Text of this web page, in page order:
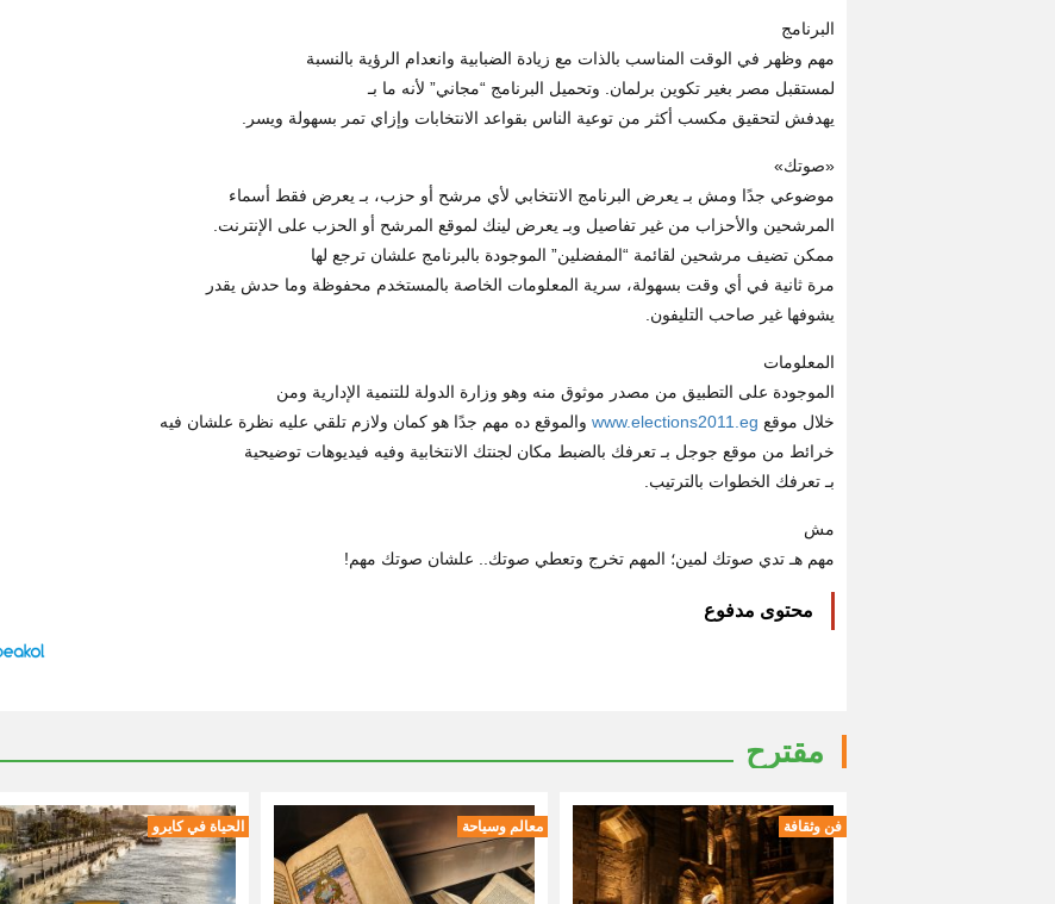
البرنامج
مهم وظهر في الوقت المناسب بالذات مع زيادة الضبابية وانعدام الرؤية بالنسبة
لمستقبل مصر بغير تكوين برلمان. وتحميل البرنامج “مجاني” لأنه ما بـ
يهدفش لتحقيق مكسب أكثر من توعية الناس بقواعد الانتخابات وإزاي تمر بسهولة ويسر.
«صوتك»
موضوعي جدًا ومش بـ يعرض البرنامج الانتخابي لأي مرشح أو حزب، بـ يعرض فقط أسماء
المرشحين والأحزاب من غير تفاصيل وبـ يعرض لينك لموقع المرشح أو الحزب على الإنترنت.
ممكن تضيف مرشحين لقائمة “المفضلين” الموجودة بالبرنامج علشان ترجع لها
مرة ثانية في أي وقت بسهولة، سرية المعلومات الخاصة بالمستخدم محفوظة وما حدش يقدر
يشوفها غير صاحب التليفون.
المعلومات
الموجودة على التطبيق من مصدر موثوق منه وهو وزارة الدولة للتنمية الإدارية ومن
خلال موقع www.elections2011.eg والموقع ده مهم جدًا هو كمان ولازم تلقي عليه نظرة علشان فيه
خرائط من موقع جوجل بـ تعرفك بالضبط مكان لجنتك الانتخابية وفيه فيديوهات توضيحية
بـ تعرفك الخطوات بالترتيب.
مش
مهم هـ تدي صوتك لمين؛ المهم تخرج وتعطي صوتك.. علشان صوتك مهم!
محتوى مدفوع
مقترح
فن وثقافة معالم وسياحة الحياة في كايرو